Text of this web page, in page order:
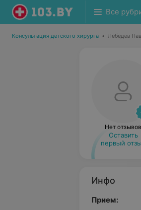
Все
Консультация детского хирурга • Лебедев
Нет отзывов
Оставить
первый
Инфо
Прием: